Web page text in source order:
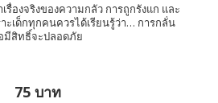
องจริงของความกลัว การถูกรังแก และ
ะเด็กทุกคนควรได้เรียนรู้ว่า… การกลั่น
อมีสิทธิ์จะปลอดภัย
75 บาท